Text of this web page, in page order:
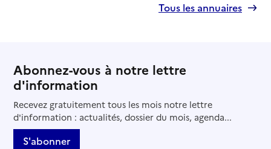
Tous les annuaires
Abonnez-vous à notre lettre
d'information
Recevez gratuitement tous les mois notre lettre
d'information : actualités, dossier du mois, agenda...
S'abonner